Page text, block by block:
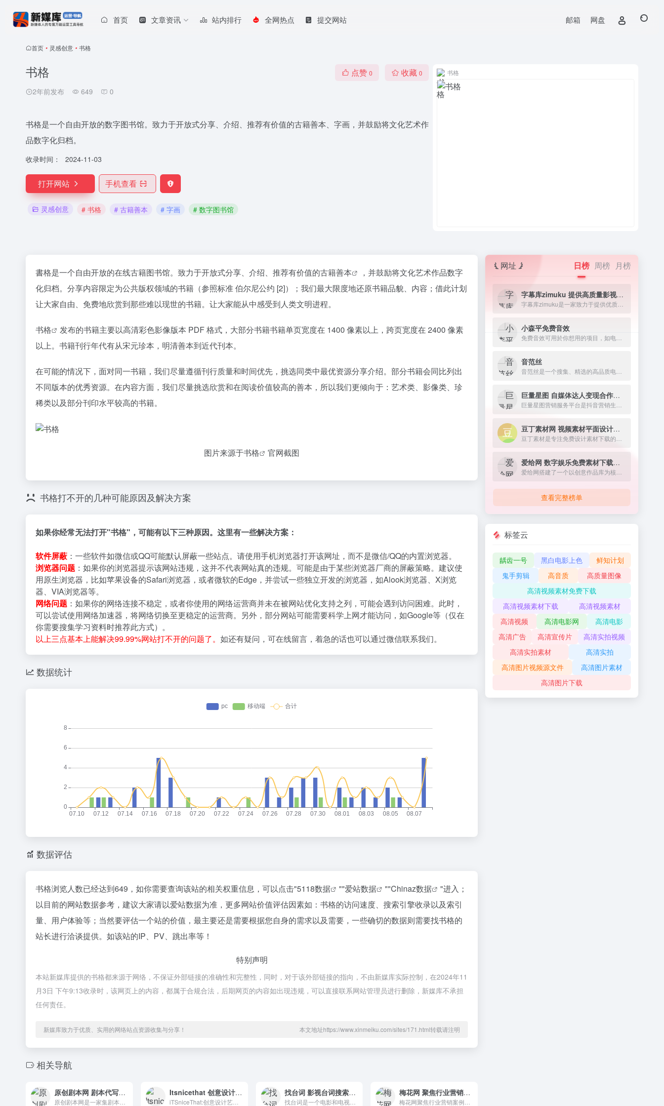
首页 文章资讯 站内排行 全网热点 提交网站 邮箱 网盘
首页 • 灵感创意 • 书格
书格
2年前发布 649 0
点赞 0 收藏 0
书格是一个自由开放的数字图书馆。致力于开放式分享、介绍、推荐有价值的古籍善本、字画，并鼓励将文化艺术作
品数字化归档。
收录时间： 2024-11-03
打开网站 手机查看
灵感创意 # 书格 # 古籍善本 # 字画 # 数字图书馆
书格
書格是一个自由开放的在线古籍图书馆。致力于开放式分享、介绍、推荐有价值的古籍善本
，并鼓励将文化艺术作品数字
化归档。分享内容限定为公共版权领域的书籍（参照标准 伯尔尼公约 [2]）；我们最大限度地还原书籍品貌、内容；借此计划
让大家自由、免费地欣赏到那些难以现世的书籍。让大家能从中感受到人类文明进程。
书格
发布的书籍主要以高清彩色影像版本 PDF 格式，大部分书籍书籍单页宽度在 1400 像素以上，跨页宽度在 2400 像素
以上。书籍刊行年代有从宋元珍本，明清善本到近代刊本。
在可能的情况下，面对同一书籍，我们尽量遵循刊行质量和时间优先，挑选同类中最优资源分享介绍。部分书籍会同比列出
不同版本的优秀资源。在内容方面，我们尽量挑选欣赏和在阅读价值较高的善本，所以我们更倾向于：艺术类、影像类、珍
稀类以及部分刊印水平较高的书籍。
图片来源于书格 官网截图
书格打不开的几种可能原因及解决方案
如果你经常无法打开"书格"，可能有以下三种原因。这里有一些解决方案：
软件屏蔽 ：一些软件如微信或QQ可能默认屏蔽一些站点。请使用手机浏览器打开该网址，而不是微信/QQ的内置浏览器。
浏览器问题 ：如果你的浏览器提示该网站违规，这并不代表网站真的违规。可能是由于某些浏览器厂商的屏蔽策略。建议使
用原生浏览器，比如苹果设备的Safari浏览器，或者微软的Edge，并尝试一些独立开发的浏览器，如Alook浏览器、X浏览
器、VIA浏览器等。
网络问题 ：如果你的网络连接不稳定，或者你使用的网络运营商并未在被网站优化支持之列，可能会遇到访问困难。此时，
可以尝试使用网络加速器，将网络切换至更稳定的运营商。另外，部分网站可能需要科学上网才能访问，如Google等（仅在
你需要搜集学习资料时推荐此方式）。
以上三点基本上能解决99.99%网站打不开的问题了。 如还有疑问，可在线留言，着急的话也可以通过微信联系我们。
数据统计
数据评估
书格浏览人数已经达到649，如你需要查询该站的相关权重信息，可以点击"5118数据 ""爱站数据 ""Chinaz数据
"进入；
以目前的网站数据参考，建议大家请以爱站数据为准，更多网站价值评估因素如：书格的访问速度、搜索引擎收录以及索引
量、用户体验等；当然要评估一个站的价值，最主要还是需要根据您自身的需求以及需要，一些确切的数据则需要找书格的
站长进行洽谈提供。如该站的IP、PV、跳出率等！
特别声明
本站新媒库提供的书格都来源于网络，不保证外部链接的准确性和完整性，同时，对于该外部链接的指向，不由新媒库实际控制，在2024年11
月3日 下午9:13收录时，该网页上的内容，都属于合规合法，后期网页的内容如出现违规，可以直接联系网站管理员进行删除，新媒库不承担
任何责任。
新媒库致力于优质、实用的网络站点资源收集与分享！ 本文地址https://www.xinmeiku.com/sites/171.html转载请注明
相关导航
原创剧本网 剧本代写创作交流平台 Itsnicethat 创意设计艺术社区
iTSniceThat:创意设计艺术社区是一个倡导创意融合艺术设计的世界，每天更新来自世界各地的创意作品。
找台词 影视台词搜索工具
找台词是一个电影和电视剧台词搜索引擎，是一个搜索电影和电视剧中台词的网站。
梅花网 聚焦行业营销案例
网址 日榜 周榜 月榜
字幕库zimuku 提供高质量影视字幕下载网站
小森平免费音效
音范丝
巨量星图 自媒体达人变现合作平台
豆丁素材网 视频素材平面设计资源下载
爱给网 数字娱乐免费素材下载网站
查看完整榜单
标签云
龋齿一号 黑白电影上色
鲜知计划
鬼手剪辑
高音质
高质量图像
高清视频素材免费下载
高清视频素材下载
高清视频素材
高清视频
高清电影网
高清电影
高清广告
高清宣传片
高清实拍视频
高清实拍素材
高清实拍
高清图片视频源文件
高清图片素材
高清图片下载